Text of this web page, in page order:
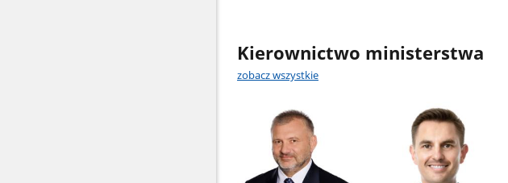
Kierownictwo ministerstwa
zobacz wszystkie